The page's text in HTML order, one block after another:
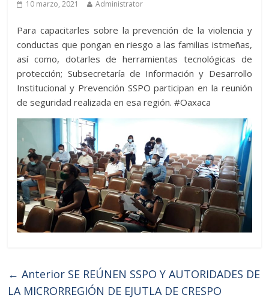
10 marzo, 2021
Administrator
Para capacitarles sobre la prevención de la violencia y
conductas que pongan en riesgo a las familias istmeñas,
así como, dotarles de herramientas tecnológicas de
protección; Subsecretaría de Información y Desarrollo
Institucional y Prevención SSPO participan en la reunión
de seguridad realizada en esa región. #Oaxaca
← Anterior SE REÚNEN SSPO Y AUTORIDADES DE
LA MICRORREGIÓN DE EJUTLA DE CRESPO